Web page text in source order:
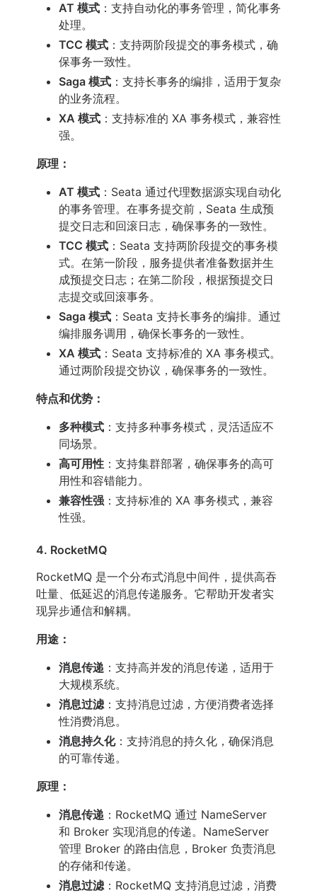
AT 模式 ：支持自动化的事务管理，简化事务
处理。
TCC 模式 ：支持两阶段提交的事务模式，确
保事务一致性。
Saga 模式 ：支持长事务的编排，适用于复杂
的业务流程。
XA 模式 ：支持标准的 XA 事务模式，兼容性
强。
原理：
AT 模式 ：Seata 通过代理数据源实现自动化
的事务管理。在事务提交前，Seata 生成预
提交日志和回滚日志，确保事务的一致性。
TCC 模式 ：Seata 支持两阶段提交的事务模
式。在第一阶段，服务提供者准备数据并生
成预提交日志；在第二阶段，根据预提交日
志提交或回滚事务。
Saga 模式 ：Seata 支持长事务的编排。通过
编排服务调用，确保长事务的一致性。
XA 模式 ：Seata 支持标准的 XA 事务模式。
通过两阶段提交协议，确保事务的一致性。
特点和优势：
多种模式 ：支持多种事务模式，灵活适应不
同场景。
高可用性 ：支持集群部署，确保事务的高可
用性和容错能力。
兼容性强 ：支持标准的 XA 事务模式，兼容
性强。
4. RocketMQ
RocketMQ 是一个分布式消息中间件，提供高吞
吐量、低延迟的消息传递服务。它帮助开发者实
现异步通信和解耦。
用途：
消息传递 ：支持高并发的消息传递，适用于
大规模系统。
消息过滤：支持消息过滤，方便消费者选择
性消费消息。
消息持久化：支持消息的持久化，确保消息
的可靠传递。
原理：
消息传递 ：RocketMQ 通过 NameServer
和 Broker 实现消息的传递。NameServer
管理 Broker 的路由信息，Broker 负责消息
的存储和传递。
消息过滤：RocketMQ 支持消息过滤，消费